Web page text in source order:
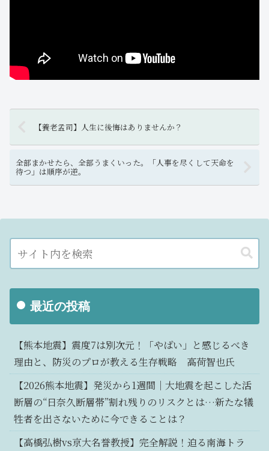
【養老孟司】人生に後悔はありませんか？
全部まかせたら、全部うまくいった。「人事を尽くして天命を
待つ」は順序が逆。
最近の投稿
【熊本地震】震度7は別次元！「やばい」と感じるべき
理由と、防災のプロが教える生存戦略 高荷智也氏
【2026熊本地震】発災から1週間｜大地震を起こした活
断層の“日奈久断層帯”割れ残りのリスクとは…新たな犠
牲者を出さないために今できることは？
【高橋弘樹vs京大名誉教授】完全解説！迫る南海トラ